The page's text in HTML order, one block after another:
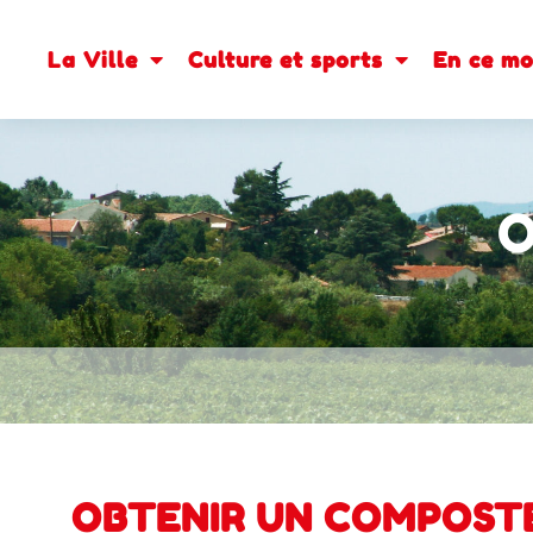
La Ville Culture et sports En ce
OBTENIR UN